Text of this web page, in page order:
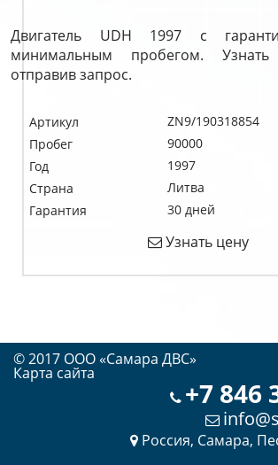
Двигатель UDH 1997 с
минимальным пробегом.
отправив запрос.
Артикул
ZN9/190318854
Пробег
90000
Год
1997
Страна
Литва
Гарантия
30 дней
Узнать цену
© 2017 OOO «Самара ДВС»
Карта сайта
+7 846
Россия, Самара,